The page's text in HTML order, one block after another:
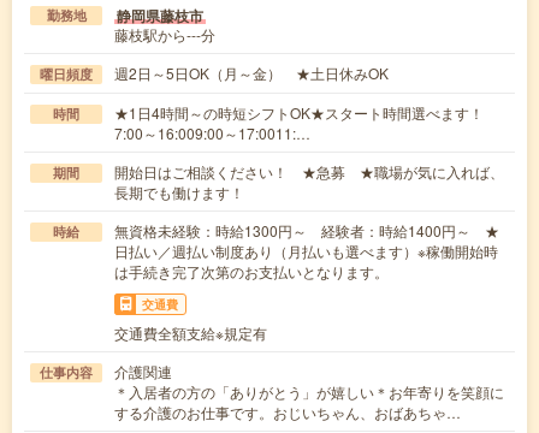
勤務地 静岡県藤枝市
藤枝駅から---分
曜日頻度 週2日～5日OK（月～金） ★土日休みOK
時間
★1日4時間～の時短シフトOK★スタート時間選べます！
7:00～16:009:00～17:0011:…
期間
開始日はご相談ください！ ★急募 ★職場が気に入れば、
長期でも働けます！
時給
無資格未経験：時給1300円～ 経験者：時給1400円～ ★
日払い／週払い制度あり（月払いも選べます）※稼働開始時
は手続き完了次第のお支払いとなります。
交通費
交通費全額支給※規定有
仕事内容
介護関連
＊入居者の方の「ありがとう」が嬉しい＊お年寄りを笑顔に
する介護のお仕事です。おじいちゃん、おばあちゃ…